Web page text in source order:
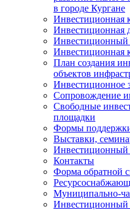
в городе Кургане
Инвестиционная
Инвестиционная
Инвестиционный
Инвестиционная
План создания
объектов
Инвестиционное
Сопровождение
Свободные
площадки
Формы
Выставки,
Инвестиционный
Контакты
Форма обратной
Муниципально-
Инвестиционный